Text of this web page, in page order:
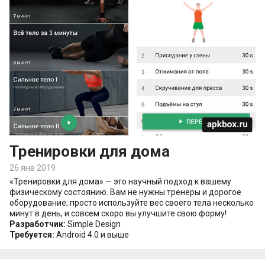
Тренировки для дома
26 янв 2019
«Тренировки для дома» — это научный подход к вашему
физическому состоянию. Вам не нужны тренеры и дорогое
оборудование; просто используйте вес своего тела несколько
минут в день, и совсем скоро вы улучшите свою форму!
Разработчик: Simple Design
Требуется: Android 4.0 и выше